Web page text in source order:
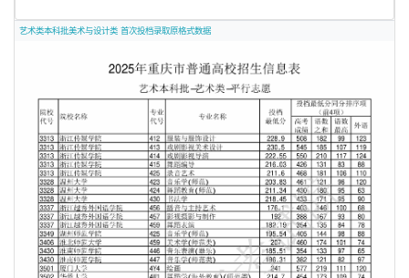
艺术类本科批美术与设计类 首次投档录取原格式数据